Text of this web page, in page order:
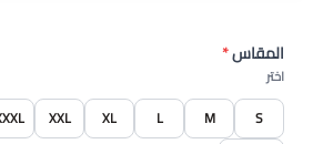
المقاس*
اختر
S
M
L
XL
XXL